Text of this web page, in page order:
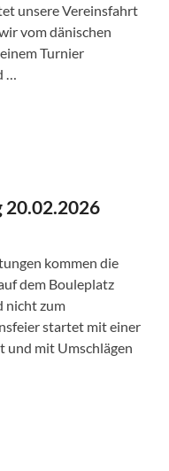
unsere Vereinsfahrt
vom dänischen
Turnier
…
20.02.2026
kommen die
dem Bouleplatz
nicht zum
startet mit einer
mit Umschlägen